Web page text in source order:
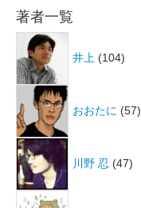
著者一覧
井上 (104)
おおたに (57)
川野 忍 (47)